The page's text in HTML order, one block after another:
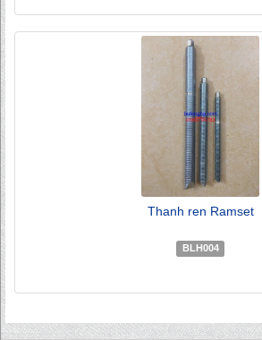
Thanh ren Ramset
BLH004